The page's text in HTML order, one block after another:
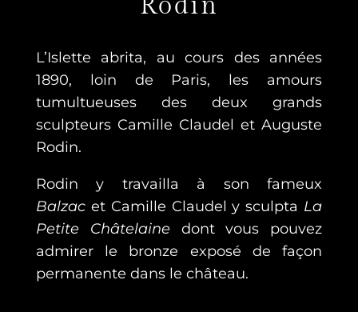
L’Islette abrita, au cours des années
1890, loin de Paris, les amours
tumultueuses des deux grands
sculpteurs Camille Claudel et Auguste
Rodin.
Rodin y travailla à son fameux
Balzac et Camille Claudel y sculpta La
Petite Châtelaine dont vous pouvez
admirer le bronze exposé de façon
permanente dans le château.